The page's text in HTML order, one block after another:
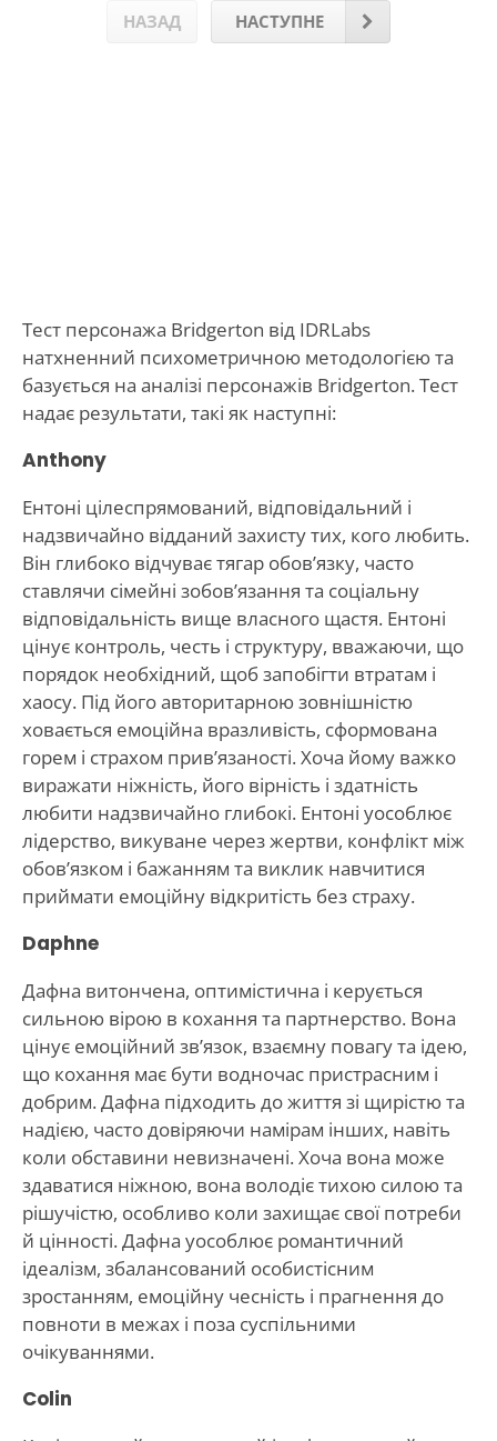
НАЗАД НАСТУПНЕ
Тест персонажа Bridgerton від IDRLabs
натхненний психометричною методологією та
базується на аналізі персонажів Bridgerton. Тест
надає результати, такі як наступні:
Anthony
Ентоні цілеспрямований, відповідальний і
надзвичайно відданий захисту тих, кого любить.
Він глибоко відчуває тягар обов’язку, часто
ставлячи сімейні зобов’язання та соціальну
відповідальність вище власного щастя. Ентоні
цінує контроль, честь і структуру, вважаючи, що
порядок необхідний, щоб запобігти втратам і
хаосу. Під його авторитарною зовнішністю
ховається емоційна вразливість, сформована
горем і страхом прив’язаності. Хоча йому важко
виражати ніжність, його вірність і здатність
любити надзвичайно глибокі. Ентоні уособлює
лідерство, викуване через жертви, конфлікт між
обов’язком і бажанням та виклик навчитися
приймати емоційну відкритість без страху.
Daphne
Дафна витончена, оптимістична і керується
сильною вірою в кохання та партнерство. Вона
цінує емоційний зв’язок, взаємну повагу та ідею,
що кохання має бути водночас пристрасним і
добрим. Дафна підходить до життя зі щирістю та
надією, часто довіряючи намірам інших, навіть
коли обставини невизначені. Хоча вона може
здаватися ніжною, вона володіє тихою силою та
рішучістю, особливо коли захищає свої потреби
й цінності. Дафна уособлює романтичний
ідеалізм, збалансований особистісним
зростанням, емоційну чесність і прагнення до
повноти в межах і поза суспільними
очікуваннями.
Colin